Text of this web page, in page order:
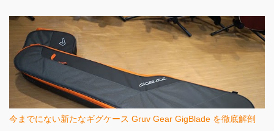
今までにない新たなギグケース Gruv Gear GigBlade を徹底解剖